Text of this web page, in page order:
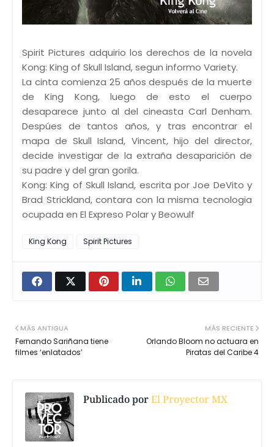
Spirit Pictures adquirio los derechos de la novela
Kong: King of Skull Island, segun informo Variety.
La cinta comienza 25 años después de la muerte
de King Kong, luego de esto el cuerpo
desaparece junto al del cineasta Carl Denham.
Despúes de tantos años, y tras encontrar el
mapa de Skull Island, Vincent, hijo del director,
decide investigar de la extraña desaparición de
su padre y del gran gorila.
Kong: King of Skull Island, escrita por Joe DeVito y
Brad Strickland, contara con la misma tecnologia
ocupada en El Expreso Polar y Beowulf
King Kong Spirit Pictures
MÁS RECIENTE
Orlando Bloom no actuara en
Piratas del Caribe 4
MÁS ANTIGUA
Fernando Sariñana tiene
filmes ‘enlatados’
Publicado porEl Proyector MX